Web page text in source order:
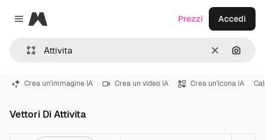
Close menu
Magnific
CancellaCerca
Prezzi Accedi
Crea un'immagine IA Crea un video IA Crea un'icona IA
Vettori Di Attivita